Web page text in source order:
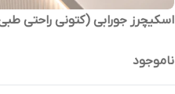
اسکیچرز جورابی (کتونی راحتی
ناموجود